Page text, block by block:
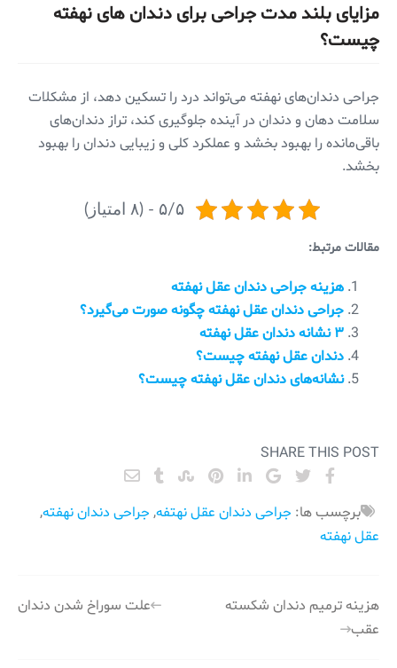
مزایای بلند مدت جراحی برای دندان های نهفته
چیست؟
جراحی دندان‌های نهفته می‌تواند درد را تسکین دهد، از مشکلات
سلامت دهان و دندان در آینده جلوگیری کند، تراز دندان‌های
باقی‌مانده را بهبود بخشد و عملکرد کلی و زیبایی دندان را بهبود
بخشد.
۵/۵ - (۸ امتیاز)
مقالات مرتبط:
هزینه جراحی دندان عقل نهفته
جراحی دندان عقل نهفته چگونه صورت می‌گیرد؟
۳ نشانه دندان عقل نهفته
دندان عقل نهفته چیست؟
نشانه‌های دندان عقل نهفته چیست؟
SHARE THIS POST
برچسب ها: جراحی دندان عقل نهتفه, جراحی دندان نهفته,
عقل نهفته
راهبری
علت سوراخ شدن دندان
هزینه ترمیم دندان شکسته
عقب